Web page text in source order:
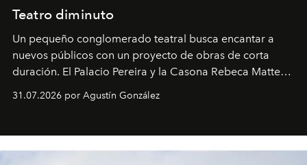
Teatro diminuto
Un pequeño conglomerado teatral busca encantar a
nuevos públicos con un proyecto de obras de corta
duración. El Palacio Pereira y la Casona Rebeca Matte
miniobras. Sus puestas en escena son limpias; ponen el
31.07.2026 por Agustín González